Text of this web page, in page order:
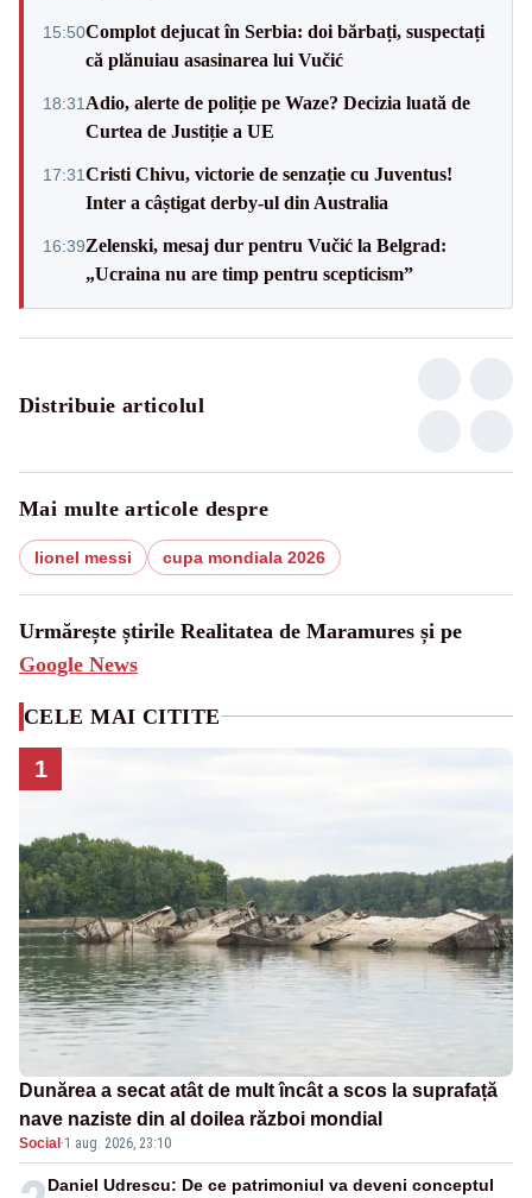
15:50Complot dejucat în Serbia: doi bărbați, suspectați
că plănuiau asasinarea lui Vučić
18:31 Adio, alerte de poliție pe Waze? Decizia luată de
Curtea de Justiție a UE
17:31Cristi Chivu, victorie de senzație cu Juventus!
Inter a câștigat derby-ul din Australia
16:39Zelenski, mesaj dur pentru Vučić la Belgrad:
„Ucraina nu are timp pentru scepticism”
Distribuie articolul
Mai multe articole despre
lionel messi cupa mondiala 2026
Urmărește știrile Realitatea de Maramures și pe
Google News
CELE MAI CITITE
1
Dunărea a secat atât de mult încât a scos la suprafață
nave naziste din al doilea război mondial
Social ·1 aug. 2026, 23:10
Daniel Udrescu: De ce patrimoniul va deveni conceptul